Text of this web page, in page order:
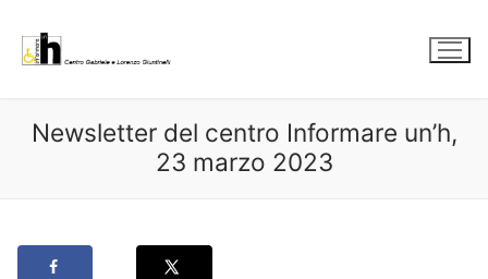
contenuto
Newsletter del centro Informare un’h,
23 marzo 2023